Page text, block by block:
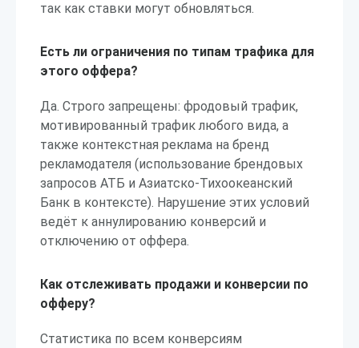
так как ставки могут обновляться.
Есть ли ограничения по типам трафика для
этого оффера?
Да. Строго запрещены: фродовый трафик,
мотивированный трафик любого вида, а
также контекстная реклама на бренд
рекламодателя (использование брендовых
запросов АТБ и Азиатско-Тихоокеанский
Банк в контексте). Нарушение этих условий
ведёт к аннулированию конверсий и
отключению от оффера.
Как отслеживать продажи и конверсии по
офферу?
Статистика по всем конверсиям